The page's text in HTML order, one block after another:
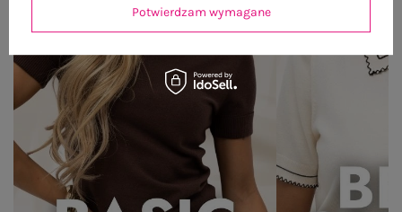
Potwierdzam wymagane